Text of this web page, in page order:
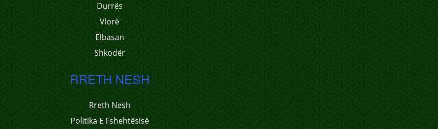
Durrës
Vlorë
Elbasan
Shkodër
RRETH NESH
Rreth Nesh
Politika E Fshehtësisë